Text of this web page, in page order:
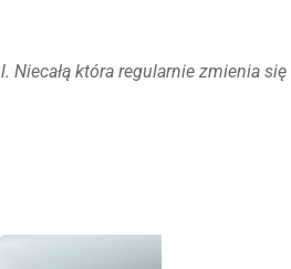
Niecałą która regularnie zmienia się